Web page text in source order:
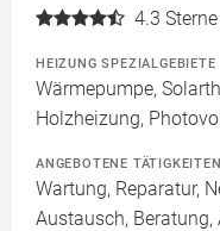
4.3
HEIZUNG SPEZIALGEBIETE
Wärmepumpe,
Holzheizung,
ANGEBOTENE TÄTIGKEITEN
Wartung, Reparatur,
Austausch,